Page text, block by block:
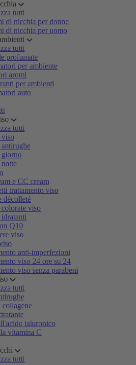
tutti
di nicchia per donne
di nicchia per uomo
tutti
profumate
per ambiente
aromi
per ambienti
auto
tutti
viso
giorno
e CC cream
trattamento viso
décolleté
viso
Q10
viso
anti-imperfezioni
viso 24 ore su 24
viso senza parabeni
tutti
collagene
ialuronico
vitamina C
tutti